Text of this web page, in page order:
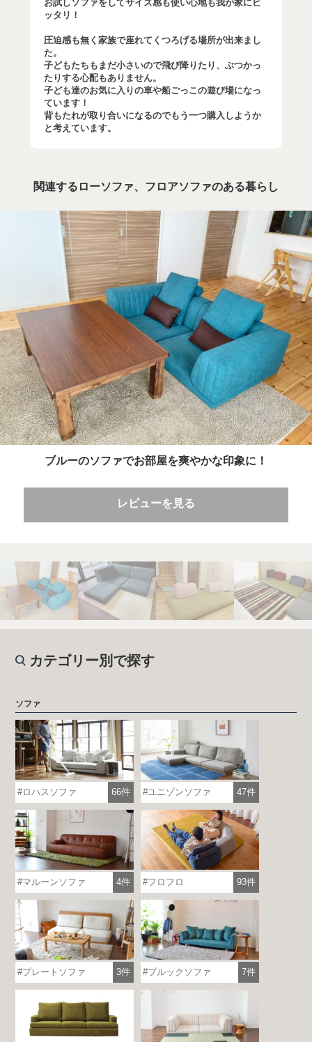
お試しソファをしてサイズ感も使い心地も我が家にピ
ッタリ！
圧迫感も無く家族で座れてくつろげる場所が出来まし
た。
子どもたちもまだ小さいので飛び降りたり、ぶつかっ
たりする心配もありません。
子ども達のお気に入りの車や船ごっこの遊び場になっ
ています！
背もたれが取り合いになるのでもう一つ購入しようか
と考えています。
関連するローソファ、フロアソファのある暮らし
ブルーのソファでお部屋を爽やかな印象に！
レビューを見る
カテゴリー別で探す
ソファ
ロハスソファ 66件 ユニゾンソファ 47件
マルーンソファ 4件 フロフロ 93件
プレートソファ 3件 ブルックソファ 7件